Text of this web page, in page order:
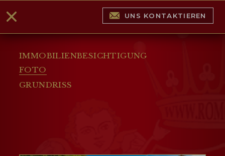
IMMOBILIENBESICHTIGUNG
FOTO
GRUNDRISS
UNS KONTAKTIEREN